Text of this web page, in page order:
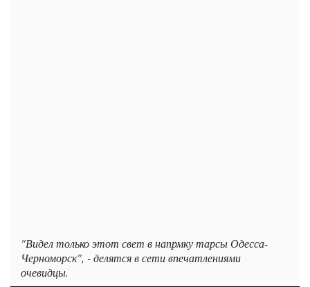
"Видел только этот свет в напрмку тарсы Одесса-
Черноморск", - делятся в сети впечатлениями
очевидцы.